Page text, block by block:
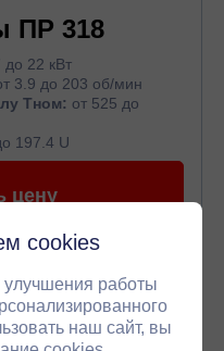
ПР 318
до 22 кВт
3.9 до 203 об/мин
Тном: от 525 до
197.4 U
цену
cookies
работы
наш сайт, вы